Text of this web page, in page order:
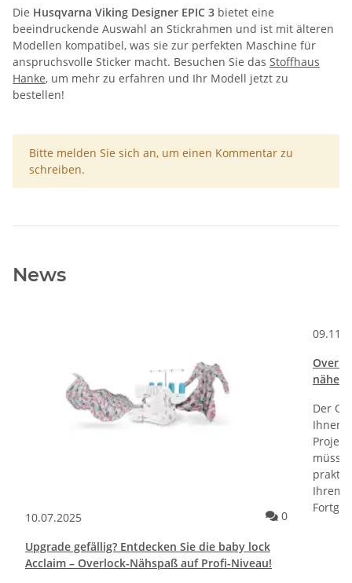
Die Husqvarna Viking Designer EPIC 3 bietet eine
beeindruckende Auswahl an Stickrahmen und ist mit älteren
Modellen kompatibel, was sie zur perfekten Maschine für
anspruchsvolle Sticker macht. Besuchen Sie das Stoffhaus
Hanke, um mehr zu erfahren und Ihr Modell jetzt zu
bestellen!
x
Bitte melden Sie sich an, um einen Kommentar zu
schreiben.
News
Kommentare zum Artikel Welche Stickfunktionen hat die PFAFF
10.07.2025 0
Upgrade gefällig? Entdecken Sie die baby lock
Acclaim – Overlock-Nähspaß auf Profi-Niveau!
nähen
Der
Ihnen
Ihrem